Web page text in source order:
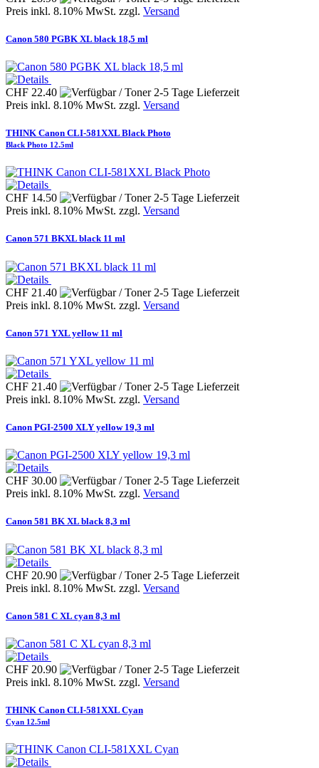
Preis inkl. 8.10% MwSt. zzgl. Versand
Canon 580 PGBK XL black 18,5 ml
CHF 22.40
Preis inkl. 8.10% MwSt. zzgl. Versand
THINK Canon CLI-581XXL Black Photo
Black Photo 12.5ml
CHF 14.50
Preis inkl. 8.10% MwSt. zzgl. Versand
Canon 571 BKXL black 11 ml
CHF 21.40
Preis inkl. 8.10% MwSt. zzgl. Versand
Canon 571 YXL yellow 11 ml
CHF 21.40
Preis inkl. 8.10% MwSt. zzgl. Versand
Canon PGI-2500 XLY yellow 19,3 ml
CHF 30.00
Preis inkl. 8.10% MwSt. zzgl. Versand
Canon 581 BK XL black 8,3 ml
CHF 20.90
Preis inkl. 8.10% MwSt. zzgl. Versand
Canon 581 C XL cyan 8,3 ml
CHF 20.90
Preis inkl. 8.10% MwSt. zzgl. Versand
THINK Canon CLI-581XXL Cyan
Cyan 12.5ml